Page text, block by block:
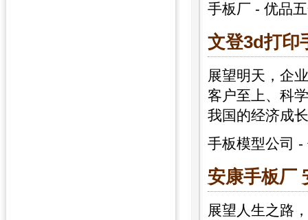
手板厂 - 优品
文登3d打印
展望明天，企
客户至上、科
我国的经济成
手板模型公司 -
安康手板厂
展望人生之路